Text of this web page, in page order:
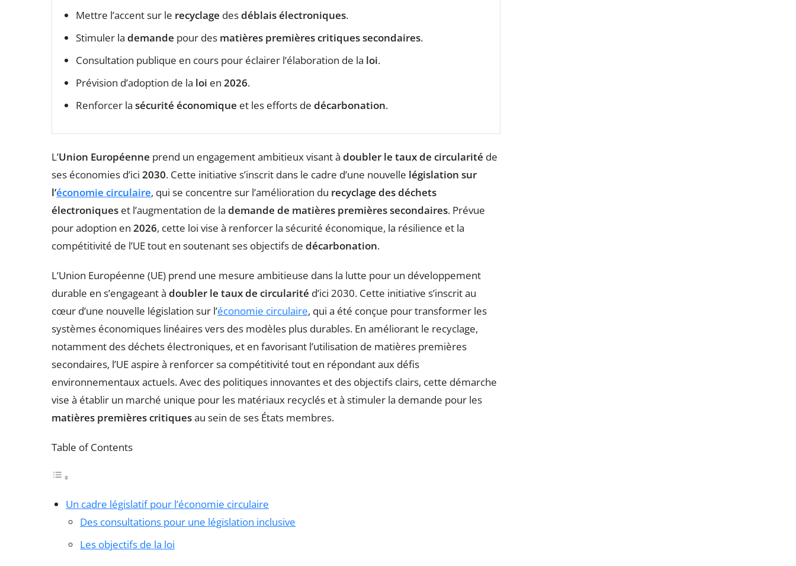
Mettre l’accent sur le recyclage desdéblais électroniques.
Stimuler la demande pour des matières premières critiques secondaires.
Consultation publique en cours pour éclairer l’élaboration de la loi.
Prévision d’adoption de la loi en 2026.
Renforcer la sécurité économique et les efforts de décarbonation.
L’Union Européenne prend un engagement ambitieux visant à doubler le taux de circularité de
ses économies d’ici 2030. Cette initiative s’inscrit dans le cadre d’une nouvelle législation sur
l’économie circulaire, qui se concentre sur l’amélioration du recyclage des déchets
électroniques et l’augmentation de la demande de matières premières secondaires. Prévue
pour adoption en 2026, cette loi vise à renforcer la sécurité économique, la résilience et la
compétitivité de l’UE tout en soutenant ses objectifs de décarbonation.
L’Union Européenne (UE) prend une mesure ambitieuse dans la lutte pour un développement
durable en s’engageant à doubler le taux de circularité d’ici 2030. Cette initiative s’inscrit au
cœur d’une nouvelle législation sur l’économie circulaire, qui a été conçue pour transformer les
systèmes économiques linéaires vers des modèles plus durables. En améliorant le recyclage,
notamment des déchets électroniques, et en favorisant l’utilisation de matières premières
secondaires, l’UE aspire à renforcer sa compétitivité tout en répondant aux défis
environnementaux actuels. Avec des politiques innovantes et des objectifs clairs, cette démarche
vise à établir un marché unique pour les matériaux recyclés et à stimuler la demande pour les
matières premières critiquesau sein de ses États membres.
Table of Contents
Un cadre législatif pour l’économie circulaire
Des consultations pour une législation inclusive
Les objectifs de la loi